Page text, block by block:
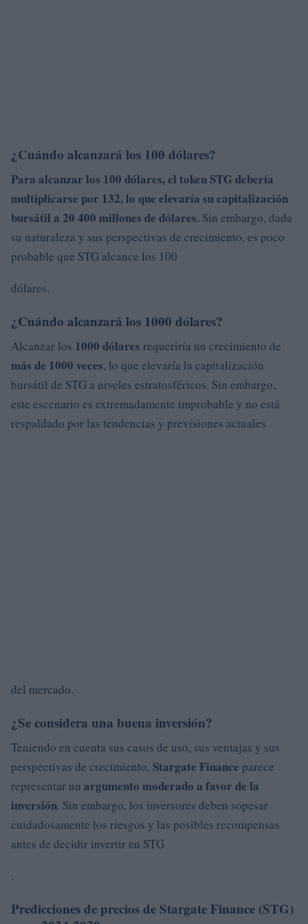
¿Cuándo alcanzará los 100 dólares?
Para alcanzar los 100 dólares, el token STG debería
multiplicarse por 132, lo que elevaría su capitalización
bursátil a 20 400 millones de dólares. Sin embargo, dada
su naturaleza y sus perspectivas de crecimiento, es poco
probable que STG alcance los 100
dólares.
¿Cuándo alcanzará los 1000 dólares?
Alcanzar los 1000 dólares requeriría un crecimiento de
más de 1000 veces, lo que elevaría la capitalización
bursátil de STG a niveles estratosféricos. Sin embargo,
este escenario es extremadamente improbable y no está
respaldado por las tendencias y previsiones actuales
del mercado.
¿Se considera una buena inversión?
Teniendo en cuenta sus casos de uso, sus ventajas y sus
perspectivas de crecimiento, Stargate Finance parece
representar un argumento moderado a favor de la
inversión. Sin embargo, los inversores deben sopesar
cuidadosamente los riesgos y las posibles recompensas
antes de decidir invertir en STG
.
Predicciones de precios de Stargate Finance (STG)